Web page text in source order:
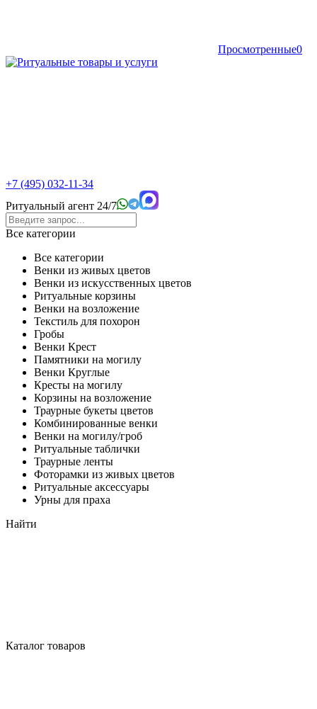
Просмотренные0
+7 (495) 032-11-34
Ритуальный агент 24/7
Все категории
Все категории
Венки из живых цветов
Венки из искусственных цветов
Ритуальные корзины
Венки на возложение
Текстиль для похорон
Гробы
Венки Крест
Памятники на могилу
Венки Круглые
Кресты на могилу
Корзины на возложение
Траурные букеты цветов
Комбинированные венки
Венки на могилу/гроб
Ритуальные таблички
Траурные ленты
Фоторамки из живых цветов
Ритуальные аксессуары
Урны для праха
Найти
Каталог товаров